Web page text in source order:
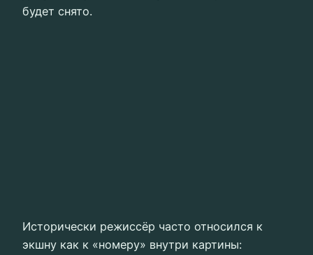
будет снято.
Исторически режиссёр часто относился к
экшну как к «номеру» внутри картины: